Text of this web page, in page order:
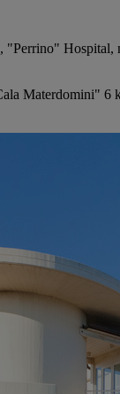
"Perrino"
Materdomini" 6